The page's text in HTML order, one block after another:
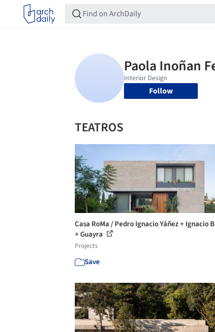
Follow
TEATROS
Casa RoMa / Pedro Ignacio Yáñez + Ignacio
+ Guayra
Projects
Save